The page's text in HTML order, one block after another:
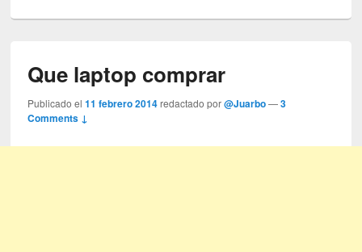
Que laptop comprar
Publicado el11 febrero 2014 redactado por@Juarbo —3
Comments ↓